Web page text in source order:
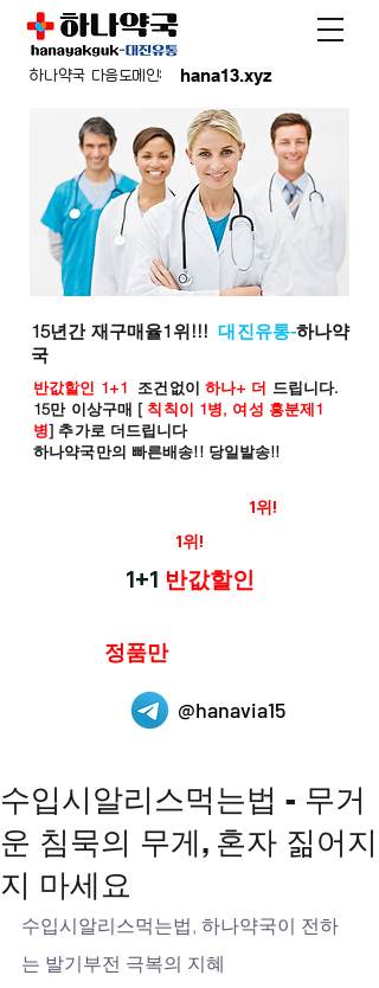
hana13.xyz
하나약국 다음도메인:
15년간 재구매율1위!!!대진유통-하나약
국
반값할인 1+1 조건없이 하나+ 더 드립니다.
15만 이상구매 [ 칙칙이 1병, 여성 흥분제1
병] 추가로 더드립니다
하나약국만의 빠른배송!! 당일발송!!
1위!
1위!
1+1 반값할인
정품만
@hanavia15
수입시알리스먹는법 - 무거
운 침묵의 무게, 혼자 짊어지
지 마세요
수입시알리스먹는법, 하나약국이 전하
는 발기부전 극복의 지혜